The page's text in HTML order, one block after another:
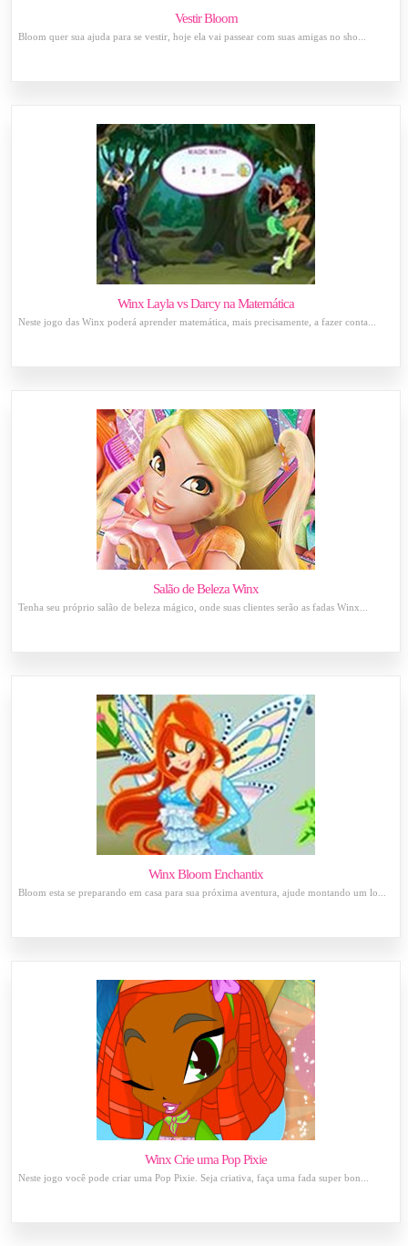
Vestir Bloom
Bloom quer sua ajuda para se vestir, hoje ela vai passear com suas amigas no sho...
Winx Layla vs Darcy na Matemática
Neste jogo das Winx poderá aprender matemática, mais precisamente, a fazer conta...
Salão de Beleza Winx
Tenha seu próprio salão de beleza mágico, onde suas clientes serão as fadas Winx...
Winx Bloom Enchantix
Bloom esta se preparando em casa para sua próxima aventura, ajude montando um lo...
Winx Crie uma Pop Pixie
Neste jogo você pode criar uma Pop Pixie. Seja criativa, faça uma fada super bon...